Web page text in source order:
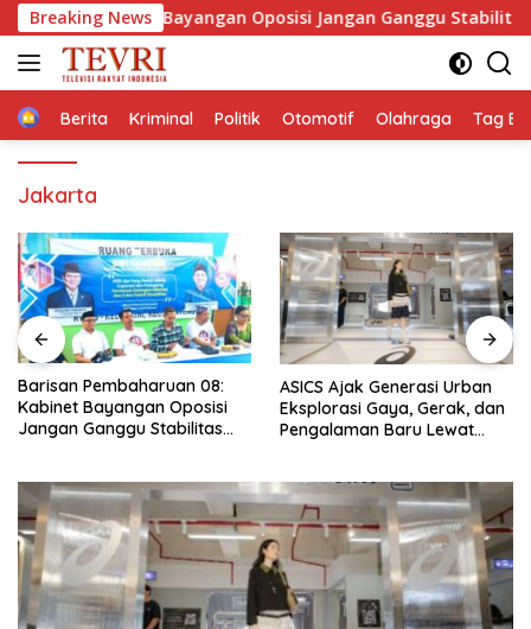
Langsung
ke
konten
Breaking News
Bayangan Oposisi Jangan Ganggu Stabilitas Nasional
HomeBerita Kriminal Politik Otomotif Olahraga Tag
Jakarta
ASICS Ajak Generasi Urban
Eksplorasi Gaya, Gerak, dan
Pengalaman Baru Lewat
Lakalantas Truk Vs Sepeda
Motor di Depan Indomart
Palbapang Magelang